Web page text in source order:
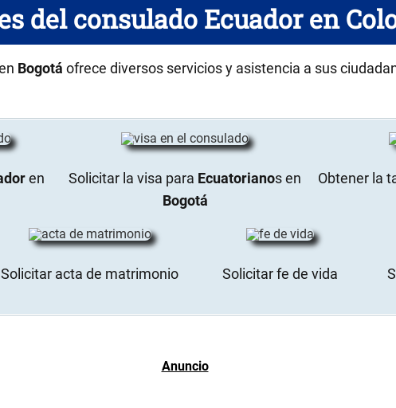
del consulado Ecuador en
Bogotá ofrece diversos servicios y asistencia a sus
en
Solicitar la visa para Ecuatorianos en
Bogotá
Obtener la
Solicitar acta de matrimonio Solicitar fe de vida